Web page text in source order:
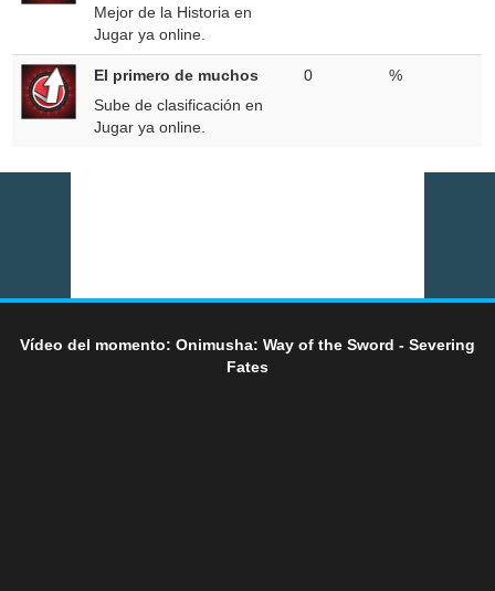
Mejor de la Historia en
Jugar ya online.
El primero de muchos
Sube de clasificación en
Jugar ya online.
0 %
Vídeo del momento: Onimusha: Way of the Sword - Severing
Fates